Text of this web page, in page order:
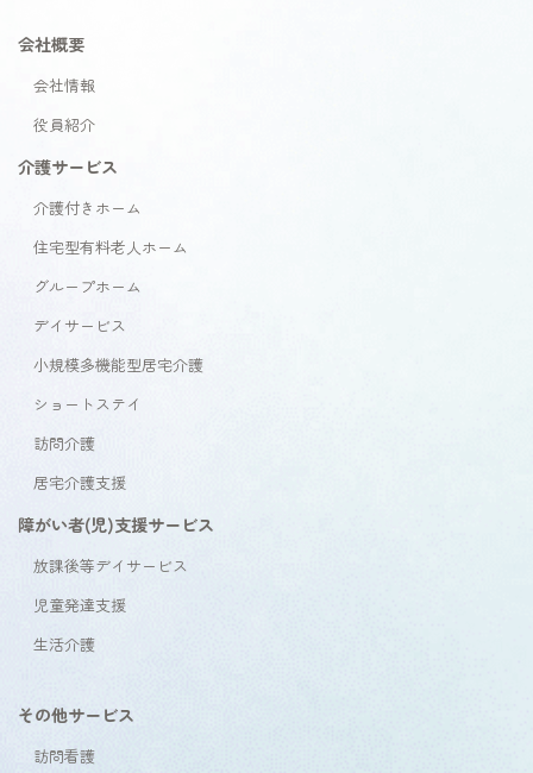
会社概要
会社情報
役員紹介
介護サービス
介護付きホーム
住宅型有料老人ホーム
グループホーム
デイサービス
小規模多機能型居宅介護
ショートステイ
訪問介護
居宅介護支援
障がい者(児)支援サービス
放課後等デイサービス
児童発達支援
生活介護
その他サービス
訪問看護